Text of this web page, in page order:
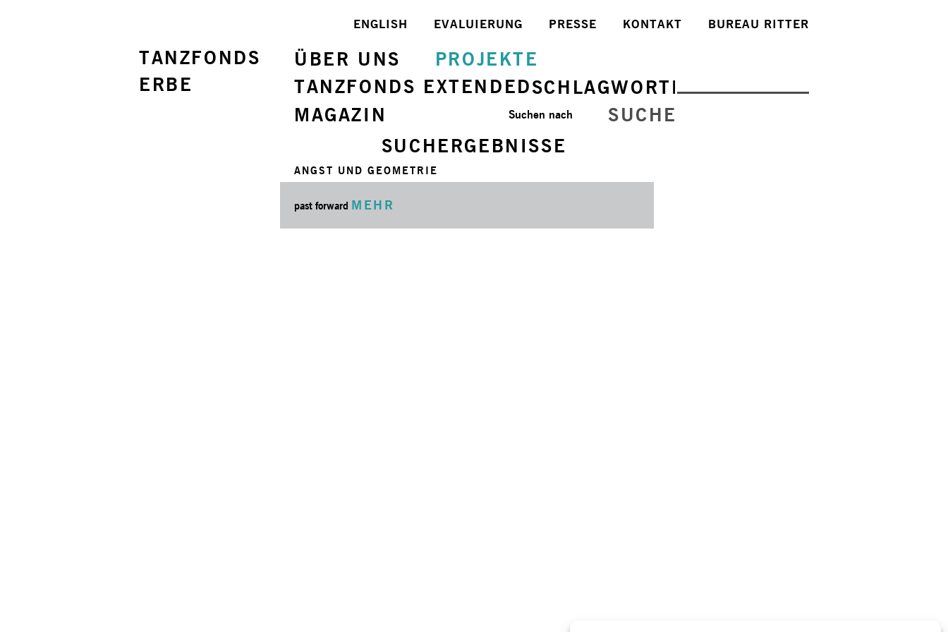
TANZFONDS
ERBE
BUREAU RITTER
KONTAKT
PRESSE
EVALUIERUNG
ENGLISH
ÜBER UNS
PROJEKTE
TANZFONDS EXTENDEDSCHLAGWORTE
MAGAZIN
SUCHE
Suchen nach
SUCHERGEBNISSE
ANGST UND GEOMETRIE
past forward MEHR